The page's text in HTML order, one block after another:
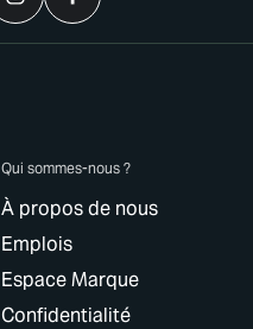
Qui sommes-nous ?
À propos de nous
Emplois
Espace Marque
Confidentialité